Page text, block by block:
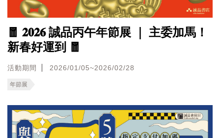
🧧 𝟐𝟎𝟐𝟔 誠品丙午年節展 ｜ 主委加馬！
新春好運到 🧧
活動期間 2026/01/05~2026/02/28
年節展